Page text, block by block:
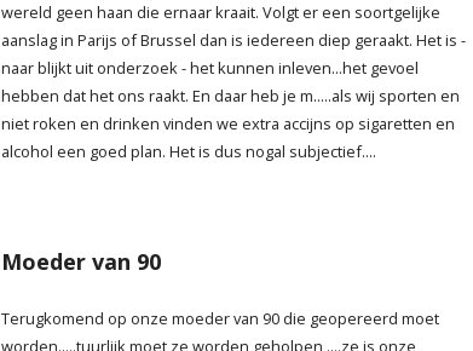
wereld geen haan die ernaar kraait. Volgt er een soortgelijke
aanslag in Parijs of Brussel dan is iedereen diep geraakt. Het is -
naar blijkt uit onderzoek - het kunnen inleven...het gevoel
hebben dat het ons raakt. En daar heb je m.....als wij sporten en
niet roken en drinken vinden we extra accijns op sigaretten en
alcohol een goed plan. Het is dus nogal subjectief....
Moeder van 90
Terugkomend op onze moeder van 90 die geopereerd moet
worden.....tuurlijk moet ze worden geholpen ....ze is onze